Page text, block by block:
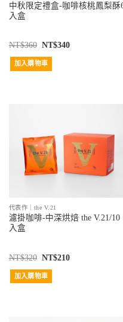
中秋限定禮盒-咖啡核桃鳳梨酥
入盒
NT$360 NT$340
加入購物車
代表作｜the V.21
濾掛咖啡-中深烘焙 the V.21/10
入盒
NT$320 NT$210
加入購物車